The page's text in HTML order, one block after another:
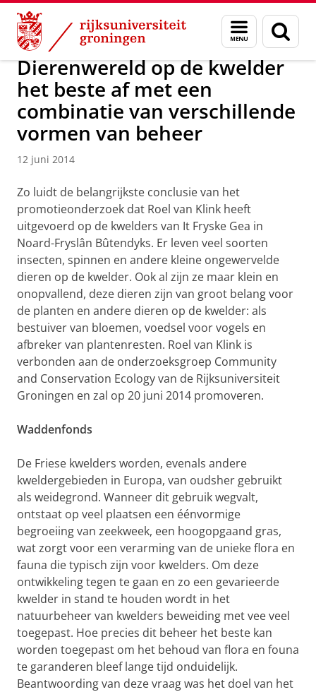
Skip
Content
Skip
Navigation
Menu
en
zoeken
Over ons Faculty of Science and Engineering Nieuws
Dierenwereld op de kwelder
het beste af met een
combinatie van verschillende
vormen van beheer
12 juni 2014
Zo luidt de belangrijkste conclusie van het
promotieonderzoek dat Roel van Klink heeft
uitgevoerd op de kwelders van It Fryske Gea in
Noard-Fryslân Bûtendyks. Er leven veel soorten
insecten, spinnen en andere kleine ongewervelde
dieren op de kwelder. Ook al zijn ze maar klein en
onopvallend, deze dieren zijn van groot belang voor
de planten en andere dieren op de kwelder: als
bestuiver van bloemen, voedsel voor vogels en
afbreker van plantenresten. Roel van Klink is
verbonden aan de onderzoeksgroep Community
and Conservation Ecology van de Rijksuniversiteit
Groningen en zal op 20 juni 2014 promoveren.
Waddenfonds
De Friese kwelders worden, evenals andere
kweldergebieden in Europa, van oudsher gebruikt
als weidegrond. Wanneer dit gebruik wegvalt,
ontstaat op veel plaatsen een éénvormige
begroeiing van zeekweek, een hoogopgaand gras,
wat zorgt voor een verarming van de unieke flora en
fauna die typisch zijn voor kwelders. Om deze
ontwikkeling tegen te gaan en zo een gevarieerde
kwelder in stand te houden wordt in het
natuurbeheer van kwelders beweiding met vee veel
toegepast. Hoe precies dit beheer het beste kan
worden toegepast om het behoud van flora en founa
te garanderen bleef lange tijd onduidelijk.
Beantwoording van deze vraag was het doel van het